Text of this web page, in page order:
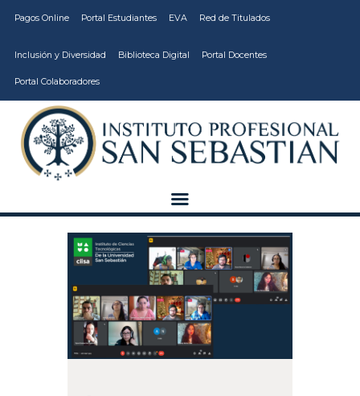
Pagos Online Portal Estudiantes EVA Red de Titulados
Inclusión y Diversidad Biblioteca Digital Portal Docentes
Portal Colaboradores
CARRERAS
VIDA ESTUDIANTIL
INSTITUCIÓN
VCM
EDUCACIÓN
CONTINUA